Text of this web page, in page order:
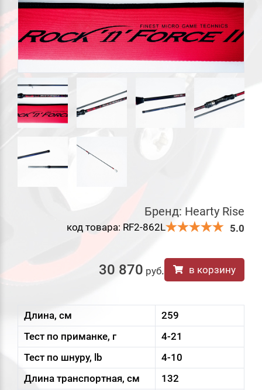
Бренд: Hearty Rise
код товара: RF2-862L 5.0
30 870 руб. в корзину
Длина, см
259
Тест по приманке, г
4-21
Тест по шнуру, lb
4-10
Длина транспортная, см
132